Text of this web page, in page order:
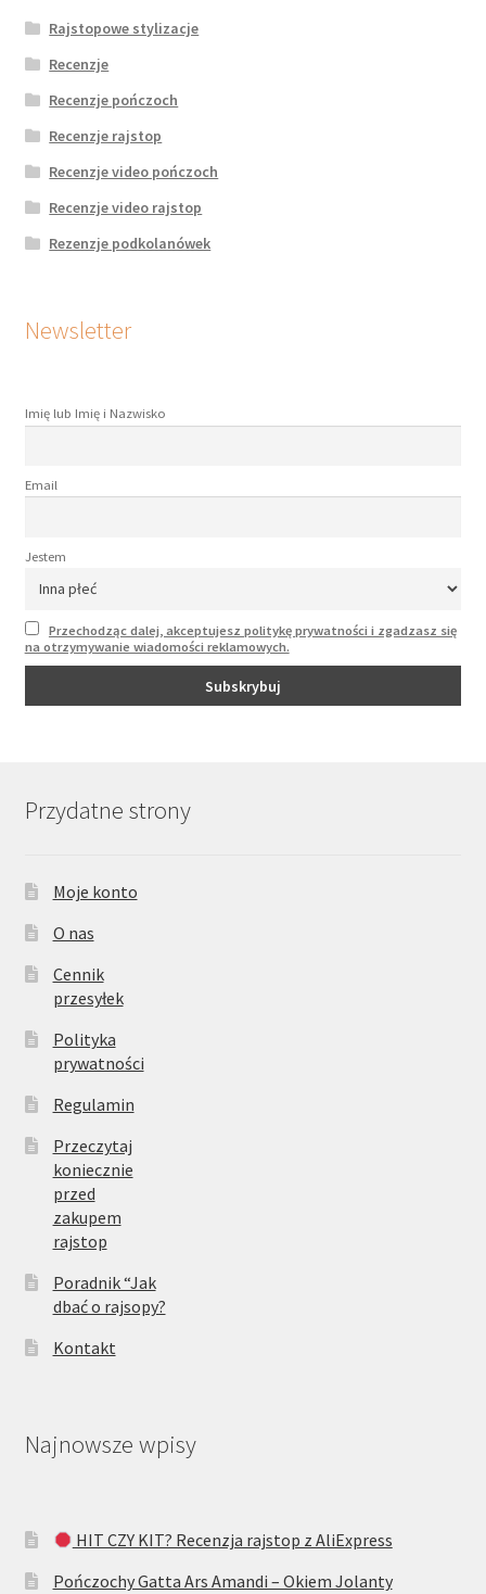
Rajstopowe stylizacje
Recenzje
Recenzje pończoch
Recenzje rajstop
Recenzje video pończoch
Recenzje video rajstop
Rezenzje podkolanówek
Newsletter
Imię lub Imię i Nazwisko
Email
Jestem
Przechodząc dalej, akceptujesz politykę prywatności i zgadzasz się
na otrzymywanie wiadomości reklamowych.
Przydatne strony
Moje konto
O nas
Cennik
przesyłek
Polityka
prywatności
Regulamin
Przeczytaj
koniecznie
przed
zakupem
rajstop
Poradnik “Jak
dbać o rajsopy?
Kontakt
Najnowsze wpisy
HIT CZY KIT? Recenzja rajstop z AliExpress
Pończochy Gatta Ars Amandi – Okiem Jolanty